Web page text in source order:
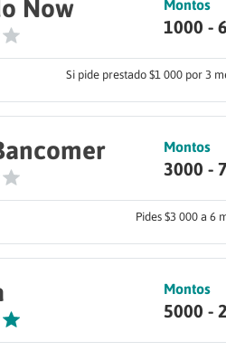
Now Montos
1000 -
Si pide prestado $1 000 por 3
Montos
3000 -
Pides $3 000 a 6
Montos
5000 -